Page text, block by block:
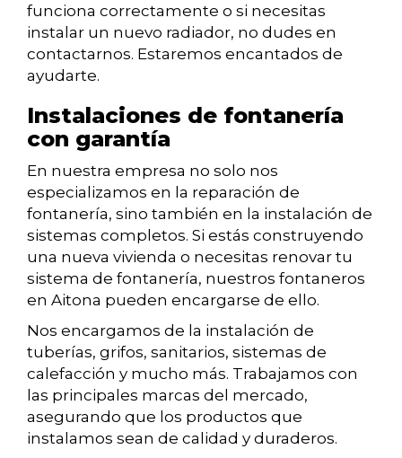
funciona correctamente o si necesitas
instalar un nuevo radiador, no dudes en
contactarnos. Estaremos encantados de
ayudarte.
Instalaciones de fontanería
con garantía
En nuestra empresa no solo nos
especializamos en la reparación de
fontanería, sino también en la instalación de
sistemas completos. Si estás construyendo
una nueva vivienda o necesitas renovar tu
sistema de fontanería, nuestros fontaneros
en Aitona pueden encargarse de ello.
Nos encargamos de la instalación de
tuberías, grifos, sanitarios, sistemas de
calefacción y mucho más. Trabajamos con
las principales marcas del mercado,
asegurando que los productos que
instalamos sean de calidad y duraderos.